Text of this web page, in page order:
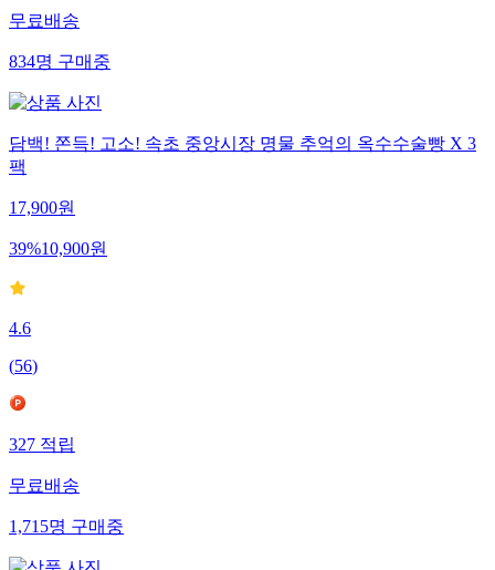
무료배송
834명구매중
담백! 쫀득! 고소! 속초 중앙시장 명물 추억의 옥수수술빵 X 3
팩
17,900원
39%10,900원
4.6
(56)
327적립
무료배송
1,715명구매중